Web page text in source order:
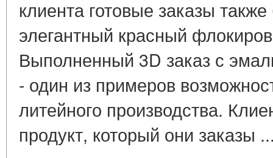
клиента готовые заказы
элегантный красный
Выполненный 3D заказ с
- один из примеров
литейного производства.
продукт, который они заказы